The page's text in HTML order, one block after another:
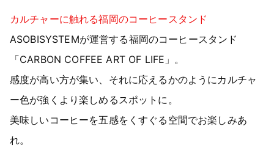
カルチャーに触れる福岡のコーヒースタンド
ASOBISYSTEMが運営する福岡のコーヒースタンド
「CARBON COFFEE ART OF LIFE」。
感度が高い方が集い、それに応えるかのようにカルチャ
ー色が強くより楽しめるスポットに。
美味しいコーヒーを五感をくすぐる空間でお楽しみあ
れ。